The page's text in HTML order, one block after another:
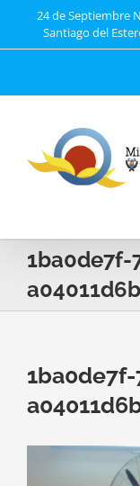
24 de Septiembre
Santiago del
1ba0de7f-